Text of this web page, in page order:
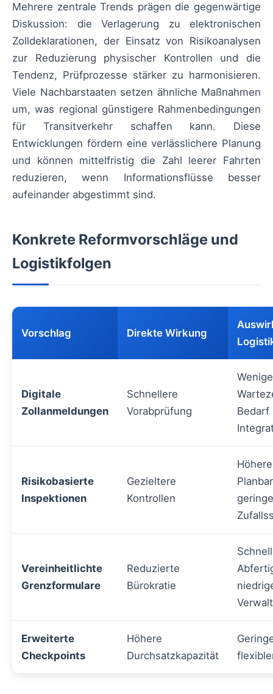
Mehrere zentrale Trends prägen die gegenwärtige
Diskussion: die Verlagerung zu elektronischen
Zolldeklarationen, der Einsatz von Risikoanalysen
zur Reduzierung physischer Kontrollen und die
Tendenz, Prüfprozesse stärker zu harmonisieren.
Viele Nachbarstaaten setzen ähnliche Maßnahmen
um, was regional günstigere Rahmenbedingungen
für Transitverkehr schaffen kann. Diese
Entwicklungen fördern eine verlässlichere Planung
und können mittelfristig die Zahl leerer Fahrten
reduzieren, wenn Informationsflüsse besser
aufeinander abgestimmt sind.
Konkrete Reformvorschläge und
Logistikfolgen
Vorschlag Direkte Wirkung
Digitale
Zollanmeldungen
Schnellere
Vorabprüfung
Bedarf
Risikobasierte
Inspektionen
Gezieltere
Kontrollen
Höhere
Vereinheitlichte
Grenzformulare
Reduzierte
Bürokratie
Erweiterte
Checkpoints
Höhere
Durchsatzkapazität